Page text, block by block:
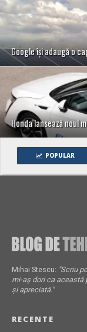
Google își adaugă o
Honda lansează noul
POPULAR
Mihai Stescu: "Scriu
mi-aș dori ca această
și apreciată."
RECENTE